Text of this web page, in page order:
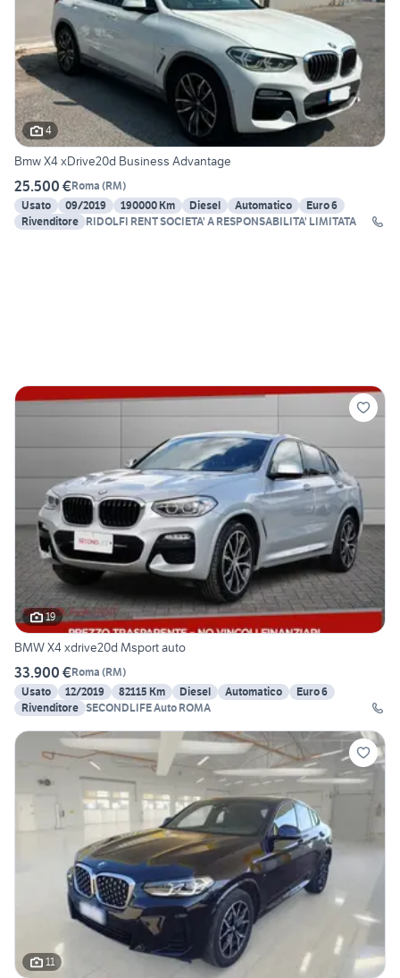
4
Bmw X4 xDrive20d Business Advantage
25.500 €Roma (RM)
Usato
09/2019 190000 Km Diesel Automatico
Euro 6
Rivenditore RIDOLFI RENT SOCIETA' A RESPONSABILITA' LIMITATA
19
BMW X4 xdrive20d Msport auto
33.900 €Roma (RM)
Usato
12/2019 82115 Km Diesel Automatico
Euro 6
Rivenditore SECONDLIFE Auto ROMA
11